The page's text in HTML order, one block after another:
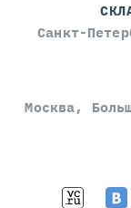
Санкт-
Москва,